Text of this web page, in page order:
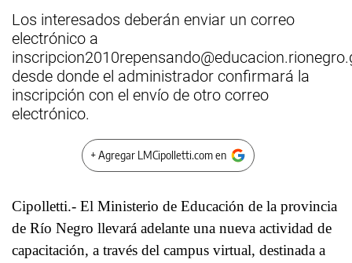
Los interesados deberán enviar un correo
electrónico a
desde donde el administrador confirmará la
inscripción con el envío de otro correo
electrónico.
+ Agregar LMCipolletti.com en
Cipolletti.- El Ministerio de Educación de la provincia
de Río Negro llevará adelante una nueva actividad de
capacitación, a través del campus virtual, destinada a